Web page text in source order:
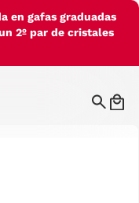
en gafas graduadas
2º par de cristales